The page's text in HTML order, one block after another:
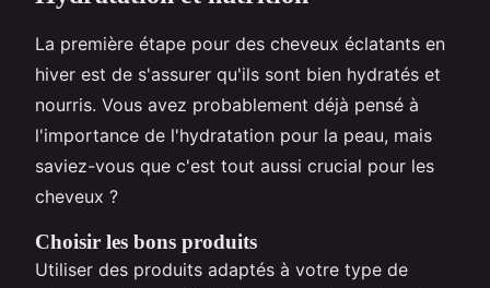
La première étape pour des cheveux éclatants en
hiver est de s'assurer qu'ils sont bien hydratés et
nourris. Vous avez probablement déjà pensé à
l'importance de l'hydratation pour la peau, mais
saviez-vous que c'est tout aussi crucial pour les
cheveux ?
Choisir les bons produits
Utiliser des produits adaptés à votre type de